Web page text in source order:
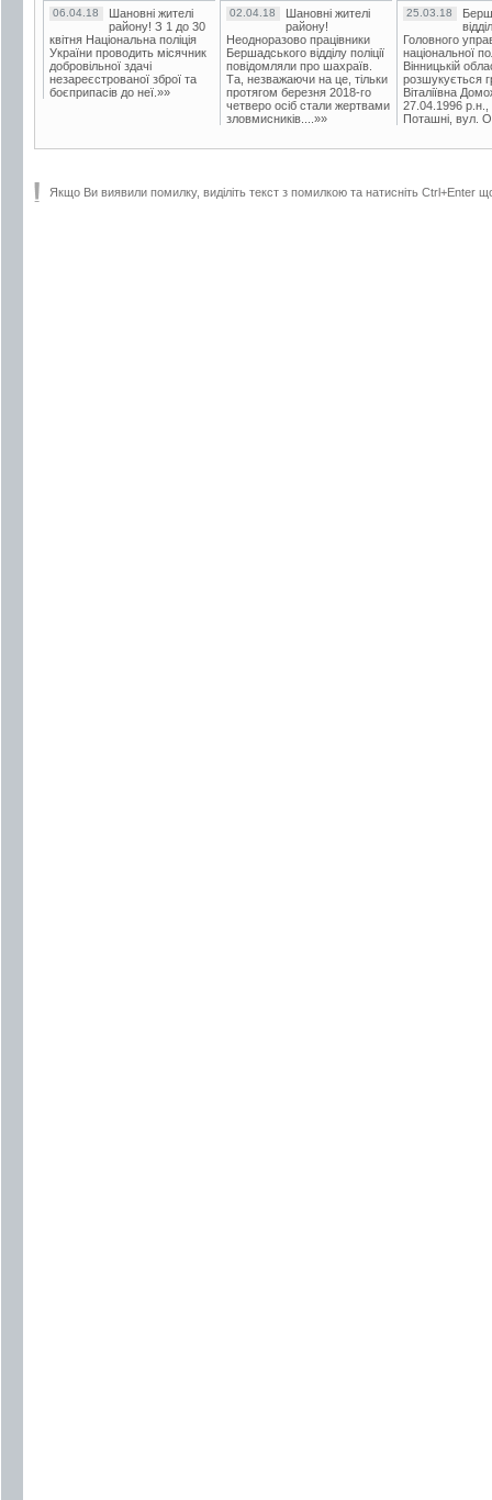
06.04.18
Шановні жителі
району! З 1 до 30
квітня Національна поліція
України проводить місячник
добровільної здачі
незареєстрованої зброї та
боєприпасів до неї.»»
02.04.18
Шановні жителі
району!
Неодноразово працівники
Бершадського відділу поліції
повідомляли про шахраїв.
Та, незважаючи на це, тільки
протягом березня 2018-го
четверо осіб стали жертвами
зловмисників....»»
25.03.18
Головного
національної
Вінницькій
розшукується
Віталіївна
27.04.1996 р.н.,
Поташні, вул.
Якщо Ви виявили помилку, виділіть текст з помилкою та натисніть Ctrl+Enter